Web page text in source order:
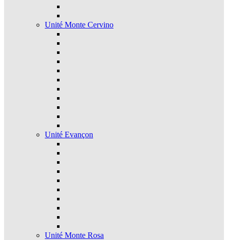
Unité Monte Cervino
Unité Evançon
Unité Monte Rosa